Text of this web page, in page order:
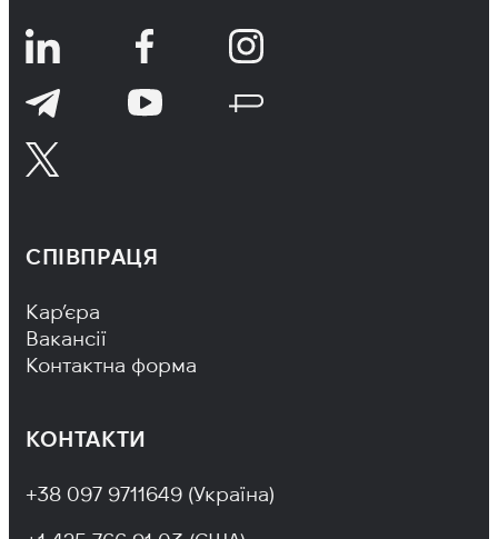
СПІВПРАЦЯ
Footer Navigation
Кар’єра
Вакансії
Контактна форма
КОНТАКТИ
+38 097 9711649 (Україна)